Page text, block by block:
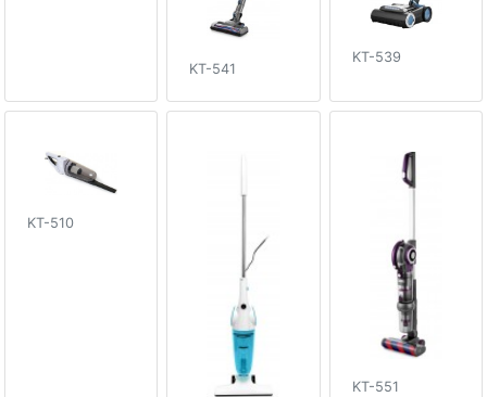
KT-541
KT-539
KT-510
KT-551